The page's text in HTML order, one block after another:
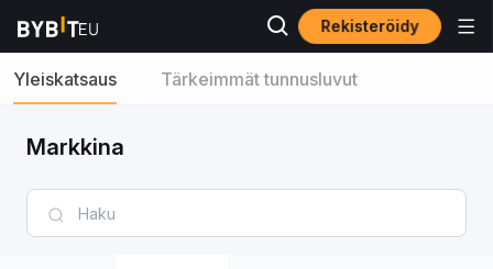
Rekisteröidy
Yleiskatsaus Tärkeimmät tunnusluvut
Markkina